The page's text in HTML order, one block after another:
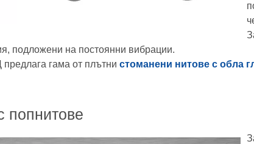
подложени на постоянни вибрации.
гама от плътни стоманени нитове с обла
попнитове